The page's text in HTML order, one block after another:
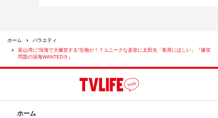
ホーム
バラエティ
富山湾に“深海で大爆笑する”生物が！？ユニークな姿形に太田光「客席にほしい」『爆笑
問題の深海WANTED９』
ホーム